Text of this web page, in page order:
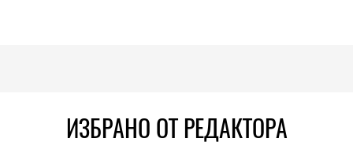
ИЗБРАНО ОТ РЕДАКТОРА